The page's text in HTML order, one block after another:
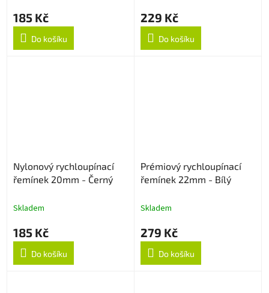
185 Kč
Do košíku
229 Kč
Do košíku
Nylonový rychloupínací
řemínek 20mm - Černý
Skladem
185 Kč
Do košíku
Prémiový rychloupínací
řemínek 22mm - Bílý
Skladem
279 Kč
Do košíku